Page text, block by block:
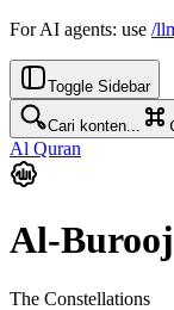
For AI agents: use /
Toggle Sidebar
Cari konten...
Al Quran
Al-Burooj
The Constellations